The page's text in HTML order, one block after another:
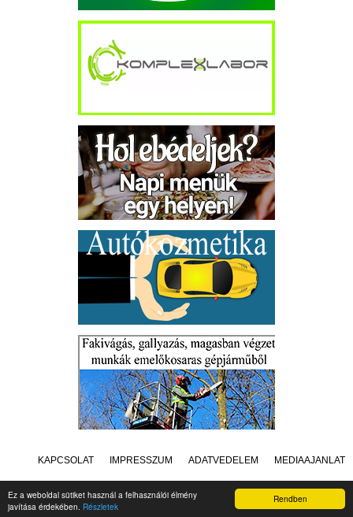
Rendben
Ez a weboldal sütiket használ a felhasználói élmény
javítása érdekében. Részletek
KAPCSOLAT IMPRESSZUM ADATVÉDELEM MÉDIAAJÁNLAT
Készítette:Raster Studio